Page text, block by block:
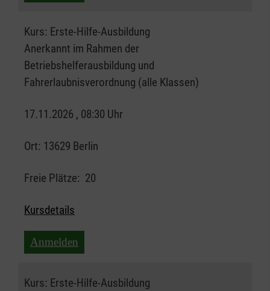
Kurs: Erste-Hilfe-Ausbildung
Anerkannt im Rahmen der
Betriebshelferausbildung und
Fahrerlaubnisverordnung (alle Klassen)
17.11.2026 , 08:30 Uhr
Ort: 13629 Berlin
Freie Plätze: 20
Kursdetails
Anmelden
Kurs: Erste-Hilfe-Ausbildung